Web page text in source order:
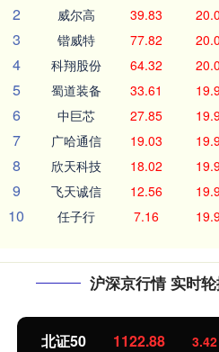
2 威尔高 39.83
3 锴威特 77.82
4 科翔股份 64.32
5 蜀道装备 33.61
6 中巨芯 27.85
7 广哈通信 19.03
8 欣天科技 18.02
9 飞天诚信 12.56
10 任子行 7.16
沪深京行情 实时
北证50 1122.88 3.42